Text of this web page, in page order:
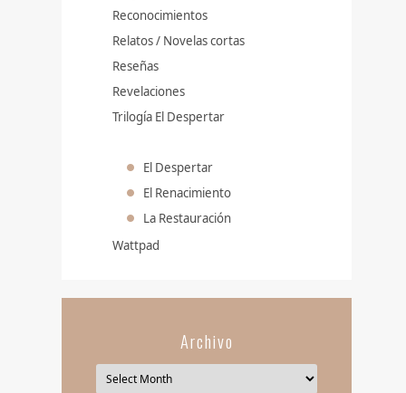
Reconocimientos
Relatos / Novelas cortas
Reseñas
Revelaciones
Trilogía El Despertar
El Despertar
El Renacimiento
La Restauración
Wattpad
Archivo